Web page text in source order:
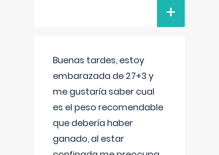
+
Buenas tardes, estoy
embarazada de 27+3 y
me gustaría saber cual
es el peso recomendable
que debería haber
ganado, al estar